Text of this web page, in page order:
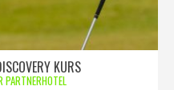
KURS
PARTNERHOTEL